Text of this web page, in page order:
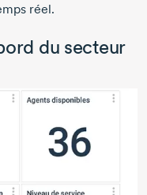
réel.
du secteur